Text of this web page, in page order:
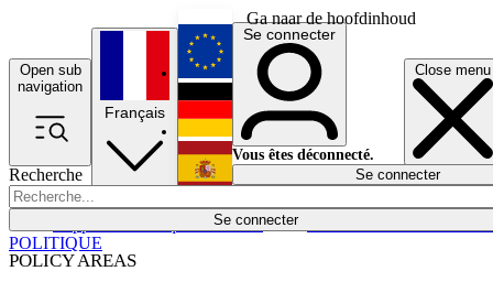
Ga naar de hoofdinhoud
Open sub
navigation
Close menu
Recherche
Se connecter
POLICY AREAS
Économie
Français
English
Deutsch
Español
Se connecter
Vous êtes déconnecté.
Se connecter
POLITIQUE